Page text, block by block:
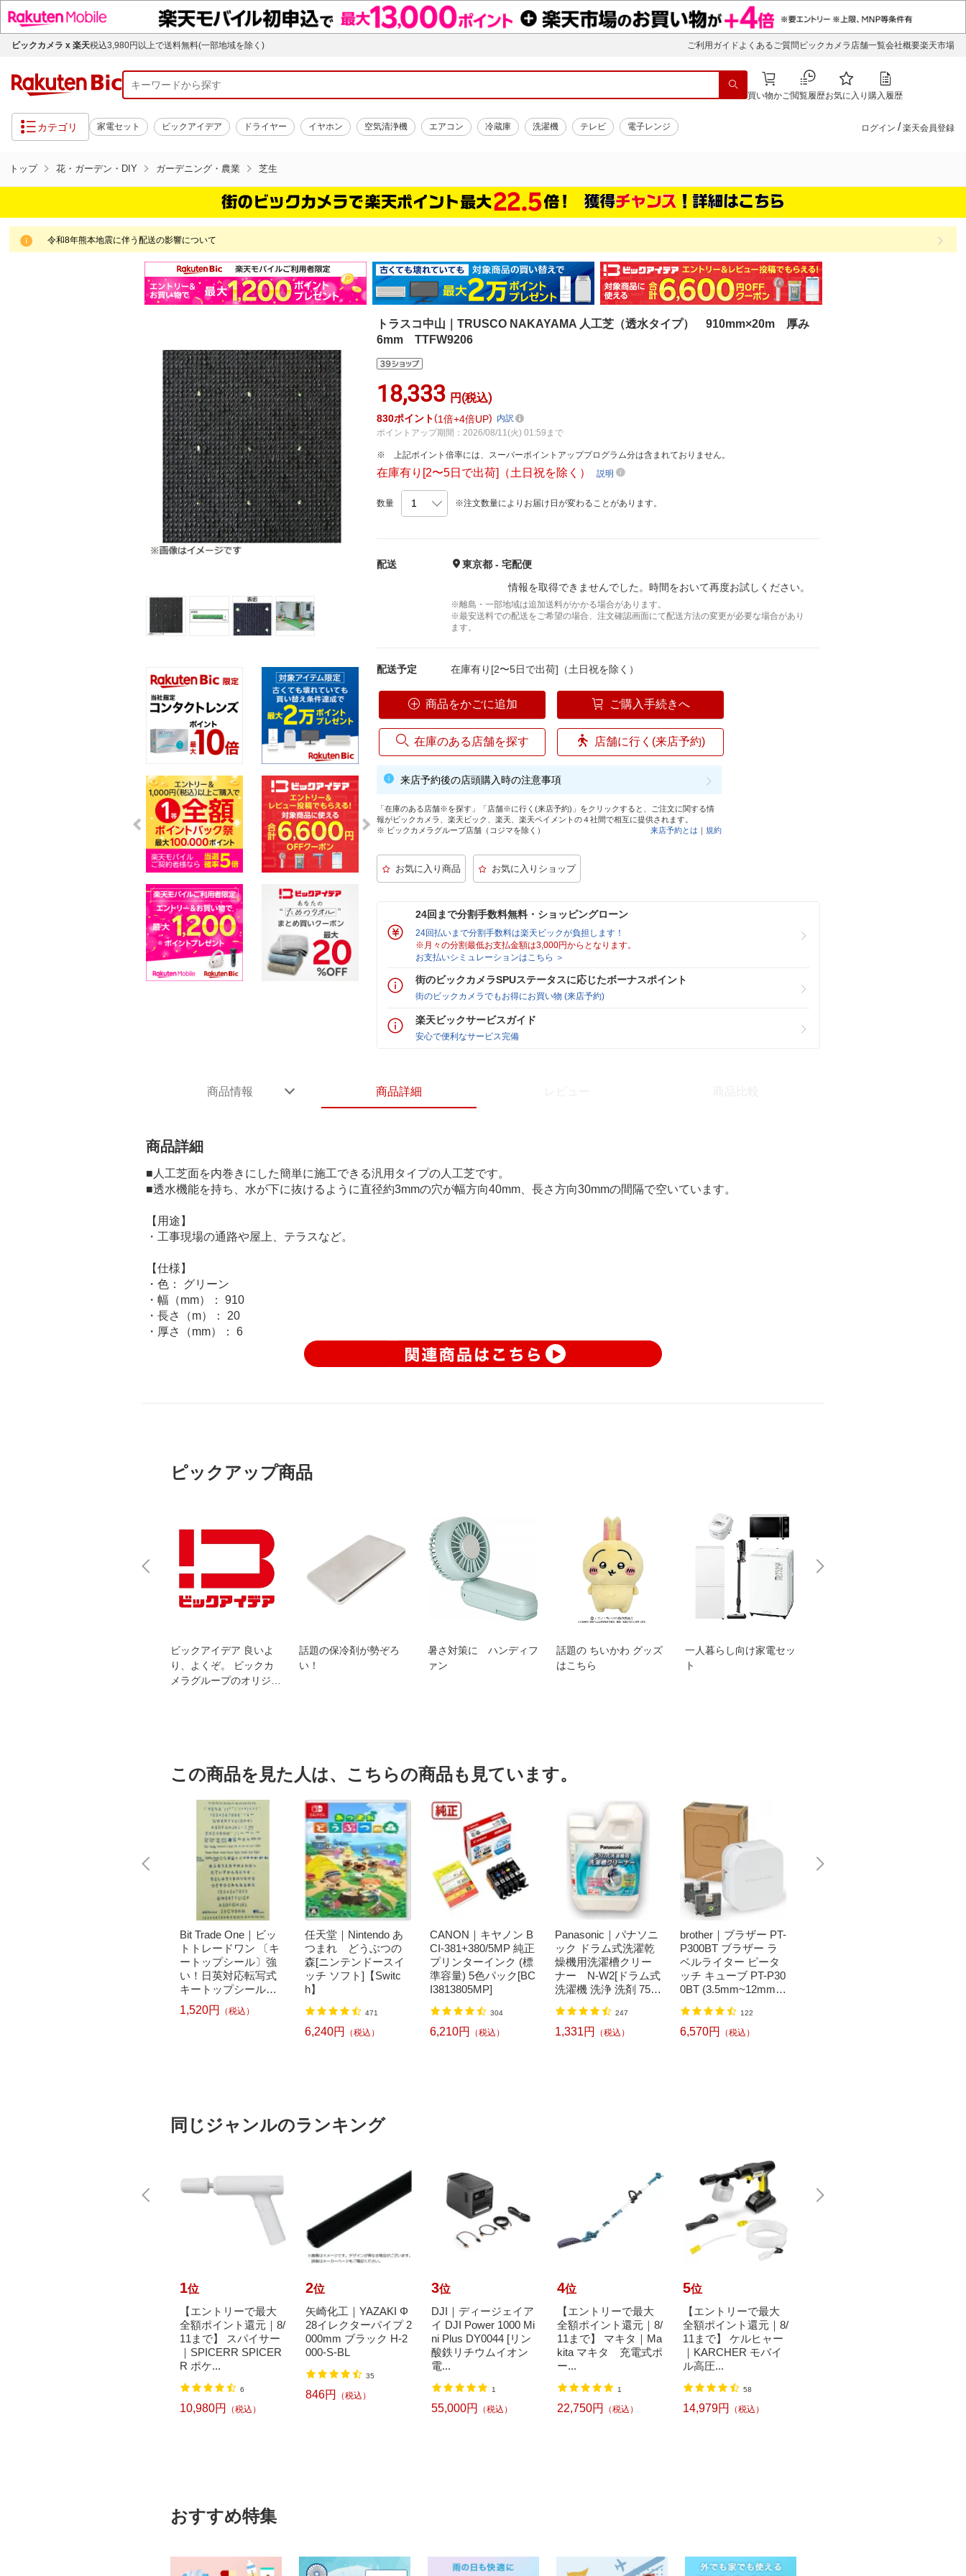
ビックカメラ x 楽天税込3,980円以上で送料無料(一部地域を除く) ご利用ガイド よくあるご質問 ビックカメラ店舗一覧会社概要楽天市場
買い物かご閲覧履歴お気に入り 購入履歴
カテゴリ 家電セット ビックアイデア ドライヤー イヤホン 空気清浄機 エアコン 冷蔵庫 洗濯機 テレビ 電子レンジ ログイン / 楽天会員登録
トップ 花・ガーデン・DIY ガーデニング・農業 芝生
令和8年熊本地震に伴う配送の影響について
トラスコ中山｜TRUSCO NAKAYAMA 人工芝（透水タイプ） 910mm×20m 厚み
6mm TTFW9206
18,333 円(税込)
830ポイント 1倍 4倍UP
内訳
ポイントアップ期間：2026/08/11(火) 01:59まで
上記ポイント倍率には、スーパーポイントアッププログラム分は含まれておりません。
在庫有り[2〜5日で出荷]（土日祝を除く）説明
数量 ※注文数量によりお届け日が変わることがあります。
配送
東京都 - 宅配便
情報を取得できませんでした。時間をおいて再度お試しください。
※離島・一部地域は追加送料がかかる場合があります。
※最安送料での配送をご希望の場合、注文確認画面にて配送方法の変更が必要な場合があり
ます。
配送予定 在庫有り[2〜5日で出荷]（土日祝を除く）
商品をかごに追加 ご購入手続きへ
在庫のある店舗を探す 店舗に行く(来店予約)
来店予約後の店頭購入時の注意事項
「在庫のある店舗※を探す」「店舗※に行く(来店予約)」をクリックすると、ご注文に関する情
報がビックカメラ、楽天ビック、楽天、楽天ペイメントの４社間で相互に提供されます。
※ ビックカメラグループ店舗（コジマを除く）
来店予約とは ｜規約
24回まで分割手数料無料・ショッピングローン
24回払いまで分割手数料は楽天ビックが負担します！
※月々の分割最低お支払金額は3,000円からとなります。
お支払いシミュレーションはこちら ＞
街のビックカメラSPUステータスに応じたボーナスポイント
街のビックカメラでもお得にお買い物 (来店予約)
楽天ビックサービスガイド
安心で便利なサービス完備
商品情報 商品詳細
商品詳細
■人工芝面を内巻きにした簡単に施工できる汎用タイプの人工芝です。
■透水機能を持ち、水が下に抜けるように直径約3mmの穴が幅方向40mm、長さ方向30mmの間隔で空いています。
【用途】
・工事現場の通路や屋上、テラスなど。
【仕様】
・色： グリーン
・幅（mm）： 910
・長さ（m）： 20
・厚さ（mm）： 6
ピックアップ商品
ビックアイデア 良いよ
り、よくぞ。 ビックカ
メラグループのオリジナ
話題の保冷剤が勢ぞろ
い！
暑さ対策に ハンディフ
ァン
話題の ちいかわ グッズ
はこちら
一人暮らし向け家電セッ
ト
この商品を見た人は、こちらの商品も見ています。
Bit Trade One｜ビッ
トトレードワン 〔キ
ートップシール〕強
い！日英対応転写式
キートップシールセ
ット ブルー DYKTSB
L
1,520円 （税込）
任天堂｜Nintendo あ
つまれ どうぶつの
森[ニンテンドースイ
ッチ ソフト]【Switc
h】
471
6,240円 （税込）
CANON｜キヤノン B
CI-381+380/5MP 純正
プリンターインク (標
準容量) 5色パック[BC
I3813805MP]
304
6,210円 （税込）
Panasonic｜パナソニ
ック ドラム式洗濯乾
燥機用洗濯槽クリー
ナー N-W2[ドラム式
洗濯機 洗浄 洗剤 750
247
1,331円 （税込）
brother｜ブラザー PT-
P300BT ブラザー ラ
ベルライター ピータ
ッチ キューブ PT-P30
0BT (3.5mm~12mm
CH CUBE（ピータッ
チキューブ）[PTP300
122
6,570円 （税込）
同じジャンルのランキング
1位
【エントリーで最大
全額ポイント還元｜8/
11まで】 スパイサー
｜SPICERR SPICER
R ポケ...
6
10,980円 （税込）
2位
矢崎化工｜YAZAKI Φ
28イレクターパイプ 2
000mm ブラック H-2
000-S-BL
35
846円 （税込）
3位
DJI｜ディージェイア
イ DJI Power 1000 Mi
ni Plus DY0044 [リン
酸鉄リチウムイオン
電...
1
55,000円 （税込）
4位
【エントリーで最大
全額ポイント還元｜8/
11まで】 マキタ｜Ma
kita マキタ 充電式ポ
ー...
1
22,750円 （税込）
5位
【エントリーで最大
全額ポイント還元｜8/
11まで】 ケルヒャー
｜KARCHER モバイ
ル高圧...
58
14,979円 （税込）
おすすめ特集